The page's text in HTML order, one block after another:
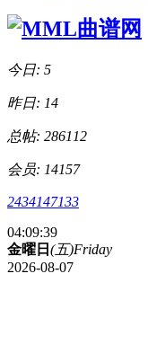
今日: 5
昨日: 14
总帖: 286112
会员: 14157
2434147133
04:09:40
金曜日 (五)Friday
2026-08-07